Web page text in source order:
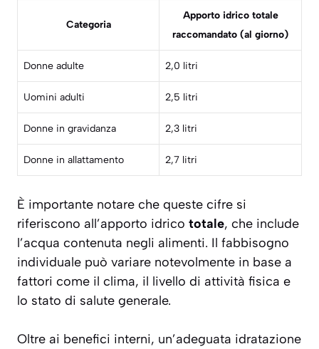
Categoria
Apporto idrico totale
raccomandato (al giorno)
Donne adulte 2,0 litri
Uomini adulti 2,5 litri
Donne in gravidanza 2,3 litri
Donne in allattamento 2,7 litri
È importante notare che queste cifre si
riferiscono all’apporto idrico totale, che include
l’acqua contenuta negli alimenti. Il fabbisogno
individuale può variare notevolmente in base a
fattori come il clima, il livello di attività fisica e
lo stato di salute generale.
Oltre ai benefici interni, un’adeguata idratazione